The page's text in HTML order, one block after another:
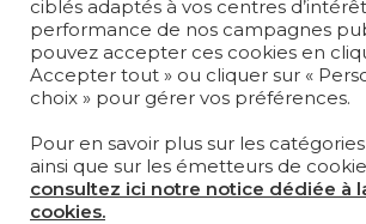
LA MAISON
OÙ NOUS TROUVER ?
ciblés adaptés à vos centres
performance de nos campagnes
pouvez accepter ces cookies en
Accepter tout » ou cliquer sur «
choix » pour gérer vos préférences.
Pour en savoir plus sur les
ainsi que sur les émetteurs de
consultez ici notre notice dédiée à
cookies.